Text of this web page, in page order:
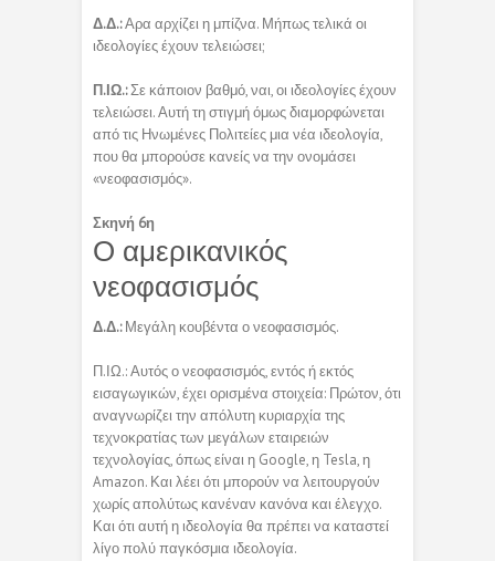
Δ.Δ.:Αρα αρχίζει η μπίζνα. Μήπως τελικά οι
ιδεολογίες έχουν τελειώσει;
Π.ΙΩ.:Σε κάποιον βαθμό, ναι, οι ιδεολογίες έχουν
τελειώσει. Αυτή τη στιγμή όμως διαμορφώνεται
από τις Ηνωμένες Πολιτείες μια νέα ιδεολογία,
που θα μπορούσε κανείς να την ονομάσει
«νεοφασισμός».
Σκηνή 6η
Ο αμερικανικός
νεοφασισμός
Δ.Δ.:Μεγάλη κουβέντα ο νεοφασισμός.
Π.ΙΩ.: Αυτός ο νεοφασισμός, εντός ή εκτός
εισαγωγικών, έχει ορισμένα στοιχεία: Πρώτον, ότι
αναγνωρίζει την απόλυτη κυριαρχία της
τεχνοκρατίας των μεγάλων εταιρειών
τεχνολογίας, όπως είναι η Google, η Tesla, η
Amazon. Και λέει ότι μπορούν να λειτουργούν
χωρίς απολύτως κανέναν κανόνα και έλεγχο.
Και ότι αυτή η ιδεολογία θα πρέπει να καταστεί
λίγο πολύ παγκόσμια ιδεολογία.